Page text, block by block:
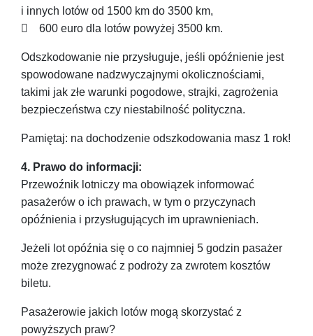
i innych lotów od 1500 km do 3500 km,
 600 euro dla lotów powyżej 3500 km.
Odszkodowanie nie przysługuje, jeśli opóźnienie jest
spowodowane nadzwyczajnymi okolicznościami,
takimi jak złe warunki pogodowe, strajki, zagrożenia
bezpieczeństwa czy niestabilność polityczna.
Pamiętaj: na dochodzenie odszkodowania masz 1 rok!
4. Prawo do informacji:
Przewoźnik lotniczy ma obowiązek informować
pasażerów o ich prawach, w tym o przyczynach
opóźnienia i przysługujących im uprawnieniach.
Jeżeli lot opóźnia się o co najmniej 5 godzin pasażer
może zrezygnować z podroży za zwrotem kosztów
biletu.
Pasażerowie jakich lotów mogą skorzystać z
powyższych praw?